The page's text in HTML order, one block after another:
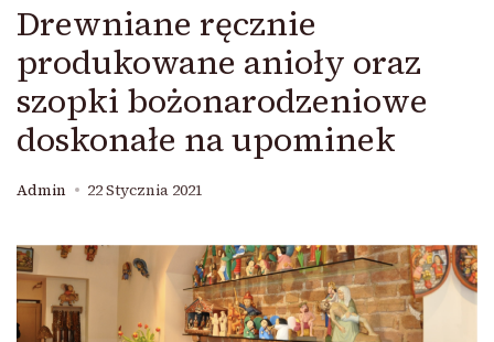
Drewniane ręcznie
produkowane anioły oraz
szopki bożonarodzeniowe
doskonałe na upominek
Admin 22 Stycznia 2021